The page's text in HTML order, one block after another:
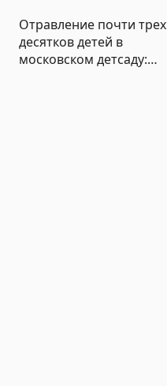
Отравление почти трех
десятков детей в
московском детсаду: